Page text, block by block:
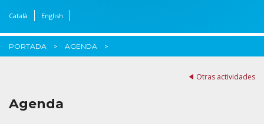
Català English
PORTADA AGENDA
Otras actividades
Agenda